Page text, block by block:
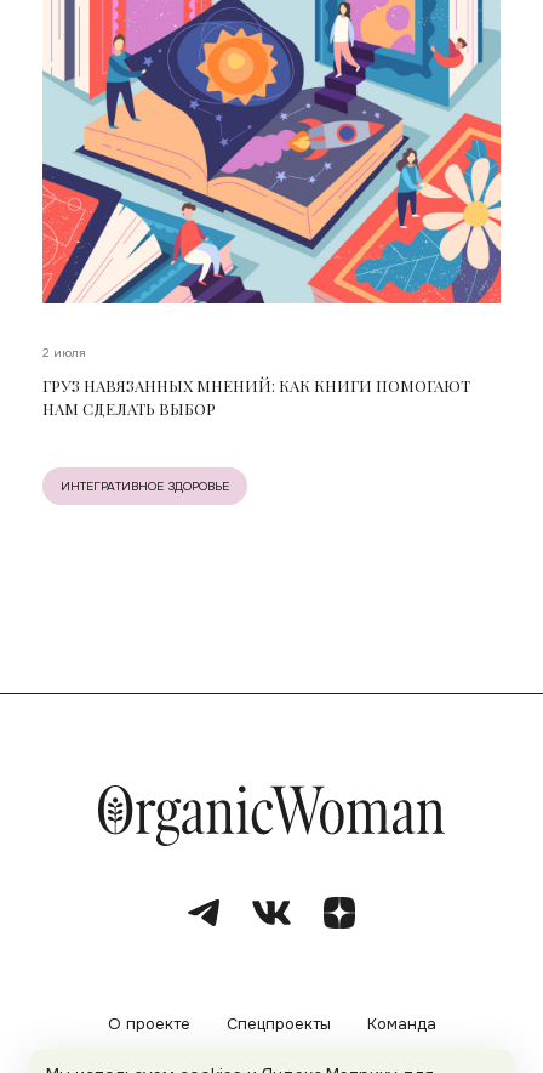
2 июля
ГРУЗ НАВЯЗАННЫХ МНЕНИЙ: КАК КНИГИ ПОМОГАЮТ
НАМ СДЕЛАТЬ ВЫБОР
ИНТЕГРАТИВНОЕ ЗДОРОВЬЕ
О проекте Спецпроекты Команда